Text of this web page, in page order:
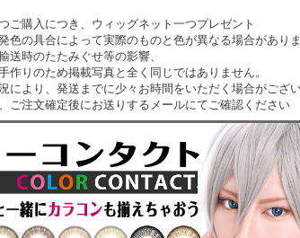
ご購入につき、ウィッグネット一つプレゼント
色の具合によって実際のものと色が異なる場合があり
送時のたたみぐせ等の影響、
作りのため掲載写真と全く同じではありません。
により、発送までに少々お時間をいただく場合がござ
ご注文確定後にお送りするメールにてご確認ください